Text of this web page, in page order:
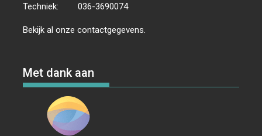
Techniek:
036-3690074
Bekijk al onzecontactgegevens.
Met dank aan